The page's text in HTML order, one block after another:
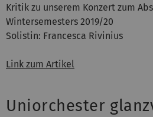
Kritik zu unserem Konzert zum
Wintersemesters 2019/20
Solistin: Francesca Rivinius
Link zum Artikel
Uniorchester